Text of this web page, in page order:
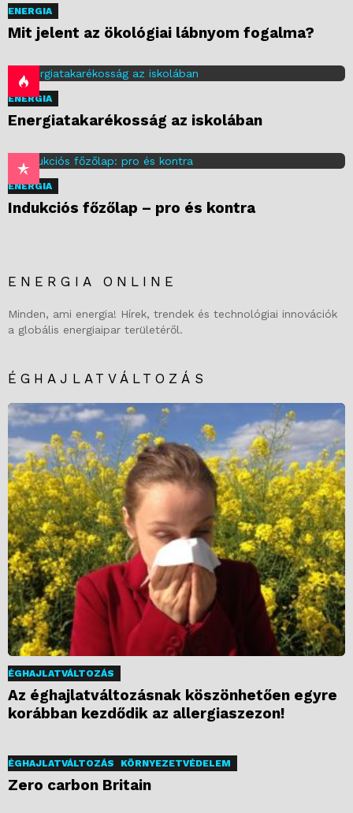
ENERGIA
Mit jelent az ökológiai lábnyom fogalma?
ENERGIA
Energiatakarékosság az iskolában
ENERGIA
Indukciós főzőlap – pro és kontra
ENERGIA ONLINE
Minden, ami energia! Hírek, trendek és technológiai innovációk
a globális energiaipar területéről.
ÉGHAJLATVÁLTOZÁS
ÉGHAJLATVÁLTOZÁS
Az éghajlatváltozásnak köszönhetően egyre
korábban kezdődik az allergiaszezon!
ÉGHAJLATVÁLTOZÁS KÖRNYEZETVÉDELEM
Zero carbon Britain